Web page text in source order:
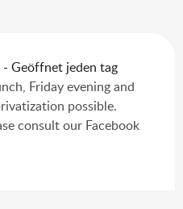
- Geöffnet jeden tag
Friday evening and
possible.
consult our Facebook